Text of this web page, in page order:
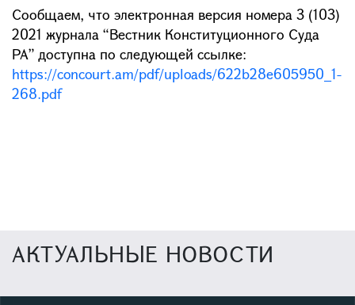
Сообщаем, что электронная версия номера 3 (103)
2021 журнала “Вестник Конституционного Суда
РА” доступна по следующей ссылке:
https://concourt.am/pdf/uploads/622b28e605950_1-
268.pdf
АКТУАЛЬНЫЕ НОВОСТИ